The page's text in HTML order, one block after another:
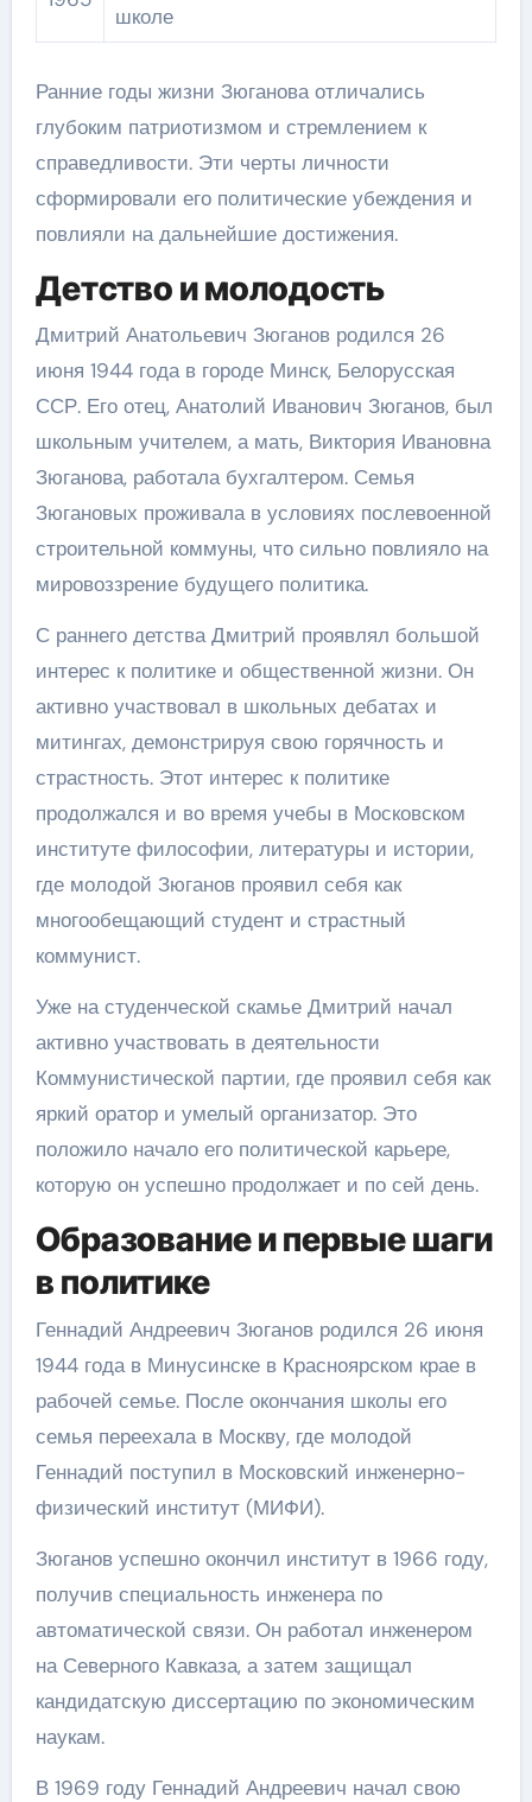
школе
Ранние годы жизни Зюганова отличались
глубоким патриотизмом и стремлением к
справедливости. Эти черты личности
сформировали его политические убеждения и
повлияли на дальнейшие достижения.
Детство и молодость
Дмитрий Анатольевич Зюганов родился 26
июня 1944 года в городе Минск, Белорусская
ССР. Его отец, Анатолий Иванович Зюганов, был
школьным учителем, а мать, Виктория Ивановна
Зюганова, работала бухгалтером. Семья
Зюгановых проживала в условиях послевоенной
строительной коммуны, что сильно повлияло на
мировоззрение будущего политика.
С раннего детства Дмитрий проявлял большой
интерес к политике и общественной жизни. Он
активно участвовал в школьных дебатах и
митингах, демонстрируя свою горячность и
страстность. Этот интерес к политике
продолжался и во время учебы в Московском
институте философии, литературы и истории,
где молодой Зюганов проявил себя как
многообещающий студент и страстный
коммунист.
Уже на студенческой скамье Дмитрий начал
активно участвовать в деятельности
Коммунистической партии, где проявил себя как
яркий оратор и умелый организатор. Это
положило начало его политической карьере,
которую он успешно продолжает и по сей день.
Образование и первые шаги
в политике
Геннадий Андреевич Зюганов родился 26 июня
1944 года в Минусинске в Красноярском крае в
рабочей семье. После окончания школы его
семья переехала в Москву, где молодой
Геннадий поступил в Московский инженерно-
физический институт (МИФИ).
Зюганов успешно окончил институт в 1966 году,
получив специальность инженера по
автоматической связи. Он работал инженером
на Северного Кавказа, а затем защищал
кандидатскую диссертацию по экономическим
наукам.
В 1969 году Геннадий Андреевич начал свою